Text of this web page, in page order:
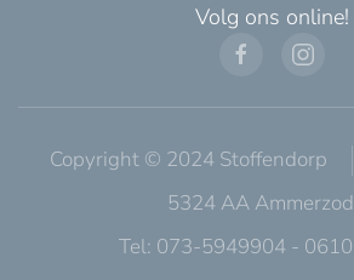
Volg ons online!
Copyright © 2024 Stoffendorp
5324 AA
Tel: 073-5949904 -